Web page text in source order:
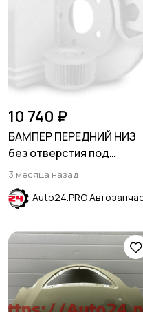
10 740 ₽
БАМПЕР ПЕРЕДНИЙ НИЗ
без отверстия под
парктроники FORD ESCAPE
2020-
3 месяца назад